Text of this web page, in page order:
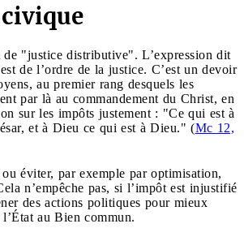
"justice distributive". L’expression dit
de l’ordre de la justice. C’est un devoir
au premier rang desquels les
par là au commandement du Christ, en
sur les impôts justement : "Ce qui est à
et à Dieu ce qui est à Dieu." (Mc 12,
éviter, par exemple par optimisation,
n’empêche pas, si l’impôt est injustifié
des actions politiques pour mieux
au Bien commun.